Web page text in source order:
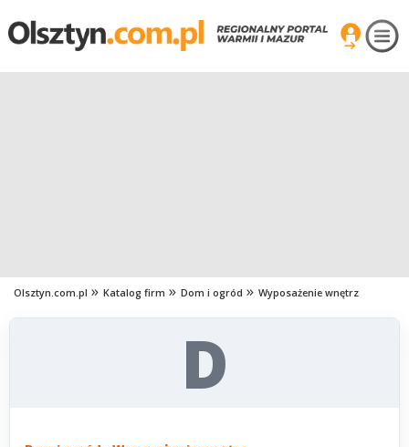
Olsztyn.com.pl Katalog firm Dom i ogród Wyposażenie wnętrz
D